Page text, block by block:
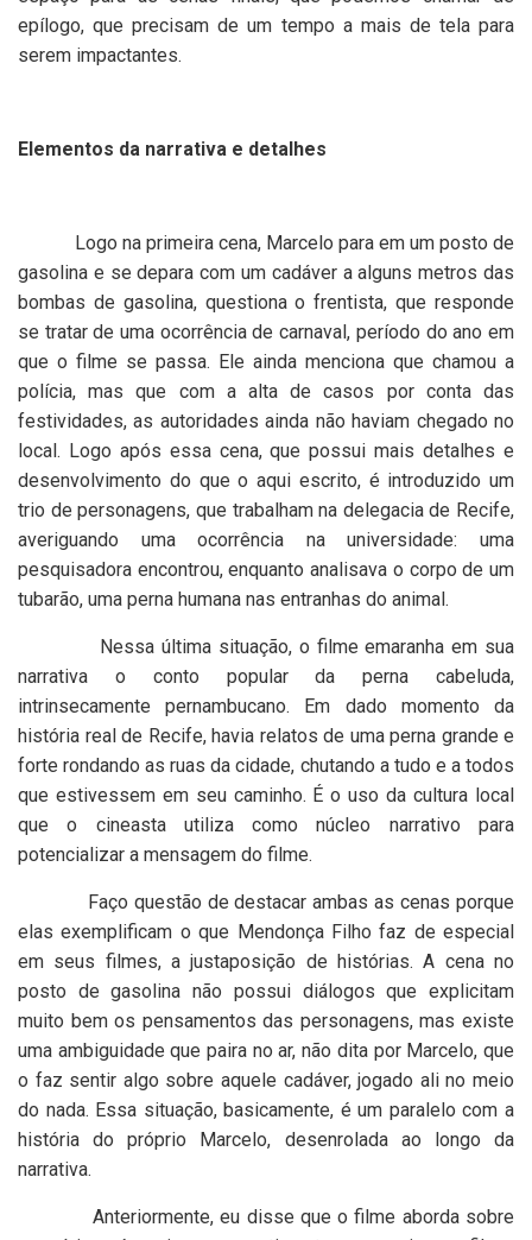
epílogo, que precisam de um tempo a mais de tela para
serem impactantes.
Elementos da narrativa e detalhes
Logo na primeira cena, Marcelo para em um posto de
gasolina e se depara com um cadáver a alguns metros das
bombas de gasolina, questiona o frentista, que responde
se tratar de uma ocorrência de carnaval, período do ano em
que o filme se passa. Ele ainda menciona que chamou a
polícia, mas que com a alta de casos por conta das
festividades, as autoridades ainda não haviam chegado no
local. Logo após essa cena, que possui mais detalhes e
desenvolvimento do que o aqui escrito, é introduzido um
trio de personagens, que trabalham na delegacia de Recife,
averiguando uma ocorrência na universidade: uma
pesquisadora encontrou, enquanto analisava o corpo de um
tubarão, uma perna humana nas entranhas do animal.
Nessa última situação, o filme emaranha em sua
narrativa o conto popular da perna cabeluda,
intrinsecamente pernambucano. Em dado momento da
história real de Recife, havia relatos de uma perna grande e
forte rondando as ruas da cidade, chutando a tudo e a todos
que estivessem em seu caminho. É o uso da cultura local
que o cineasta utiliza como núcleo narrativo para
potencializar a mensagem do filme.
Faço questão de destacar ambas as cenas porque
elas exemplificam o que Mendonça Filho faz de especial
em seus filmes, a justaposição de histórias. A cena no
posto de gasolina não possui diálogos que explicitam
muito bem os pensamentos das personagens, mas existe
uma ambiguidade que paira no ar, não dita por Marcelo, que
o faz sentir algo sobre aquele cadáver, jogado ali no meio
do nada. Essa situação, basicamente, é um paralelo com a
história do próprio Marcelo, desenrolada ao longo da
narrativa.
Anteriormente, eu disse que o filme aborda sobre